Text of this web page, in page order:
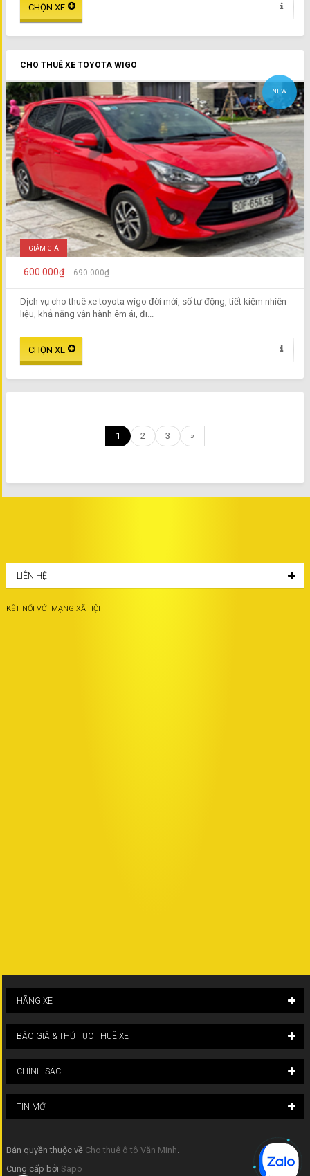
CHO THUÊ XE TOYOTA WIGO
NEW
GIẢM GIÁ
600.000₫ 690.000₫
Dịch vụ cho thuê xe toyota wigo đời mới, số tự động, tiết kiệm nhiên
liệu, khả năng vận hành êm ái, đi...
1 2 3 »
LIÊN HỆ
KẾT NỐI VỚI MẠNG XÃ HỘI
HÃNG XE
BÁO GIÁ & THỦ TỤC THUÊ XE
CHÍNH SÁCH
TIN MỚI
Bản quyền thuộc về Cho thuê ô tô Văn Minh
Cung cấp bởi Sapo